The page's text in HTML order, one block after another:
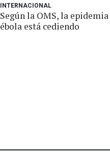
INTERNACIONAL
Según la OMS, la epidemia
ébola está cediendo